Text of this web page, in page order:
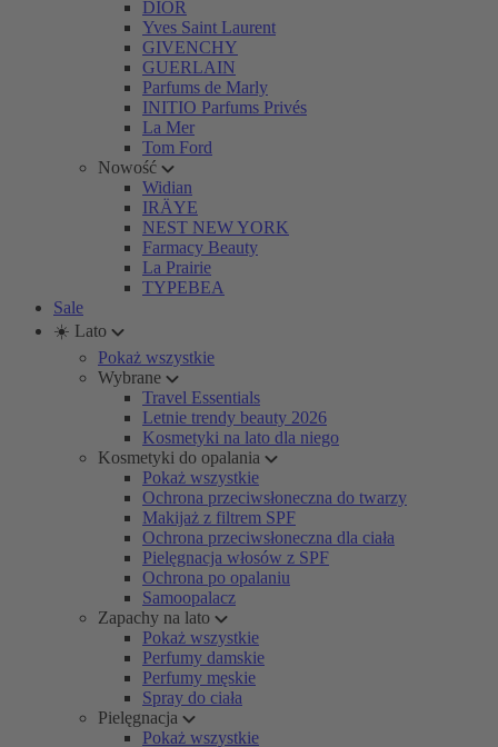
DIOR
Yves Saint Laurent
GIVENCHY
GUERLAIN
Parfums de Marly
INITIO Parfums Privés
La Mer
Tom Ford
Nowość
Widian
IRÄYE
NEST NEW YORK
Farmacy Beauty
La Prairie
TYPEBEA
Sale
☀️ Lato
Pokaż wszystkie
Wybrane
Travel Essentials
Letnie trendy beauty 2026
Kosmetyki na lato dla niego
Kosmetyki do opalania
Pokaż wszystkie
Ochrona przeciwsłoneczna do twarzy
Makijaż z filtrem SPF
Ochrona przeciwsłoneczna dla ciała
Pielęgnacja włosów z SPF
Ochrona po opalaniu
Samoopalacz
Zapachy na lato
Pokaż wszystkie
Perfumy damskie
Perfumy męskie
Spray do ciała
Pielęgnacja
Pokaż wszystkie